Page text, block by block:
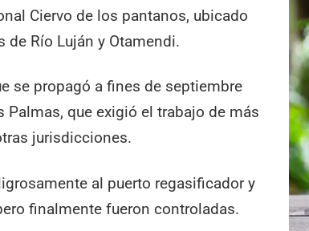
Ciervo de los pantanos, ubicado
de Río Luján y Otamendi.
se propagó a fines de septiembre
Palmas, que exigió el trabajo de más
jurisdicciones.
al puerto regasificador y
finalmente fueron controladas.